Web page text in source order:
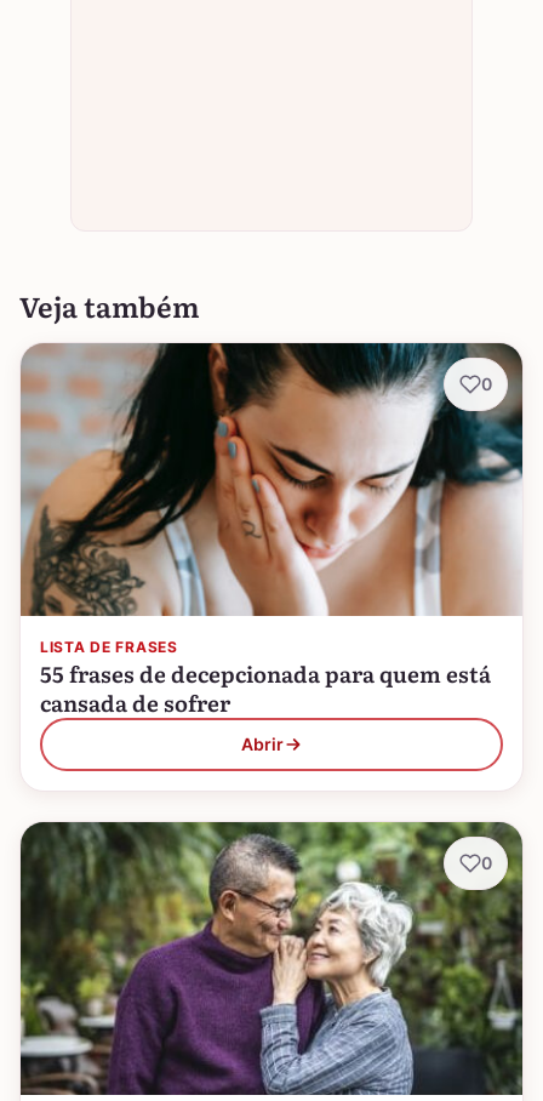
Veja também
LISTA DE FRASES
55 frases de decepcionada para quem está
cansada de sofrer
Abrir
0
0